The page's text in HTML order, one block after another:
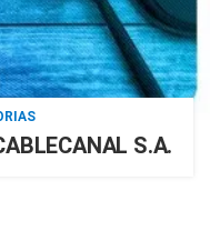
S.A.